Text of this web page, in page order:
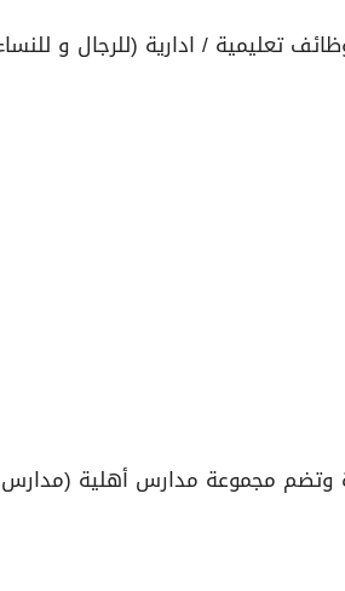
تعليمية / ادارية (للرجال و
مجموعة مدارس أهلية (مدارس